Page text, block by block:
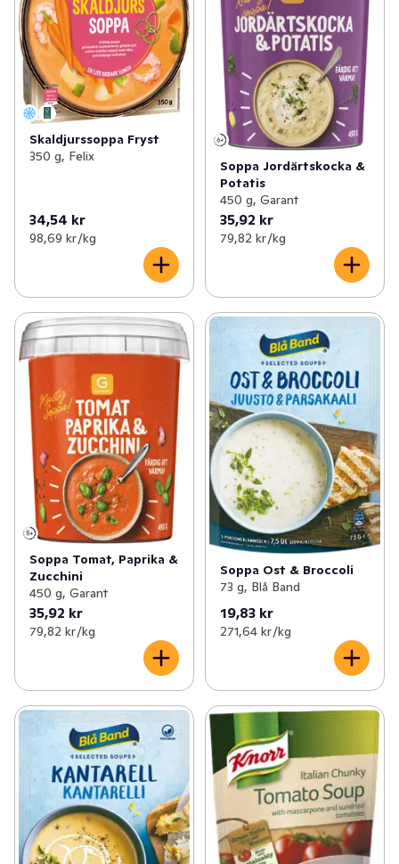
Skaldjurssoppa Fryst
350 g, Felix
34,54 kr
98,69 kr /kg
Soppa Jordärtskocka &
Potatis
450 g, Garant
35,92 kr
79,82 kr /kg
Soppa Tomat, Paprika &
Zucchini
450 g, Garant
35,92 kr
79,82 kr /kg
Soppa Ost & Broccoli
73 g, Blå Band
19,83 kr
271,64 kr /kg